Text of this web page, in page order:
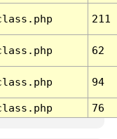
211
62
94
76